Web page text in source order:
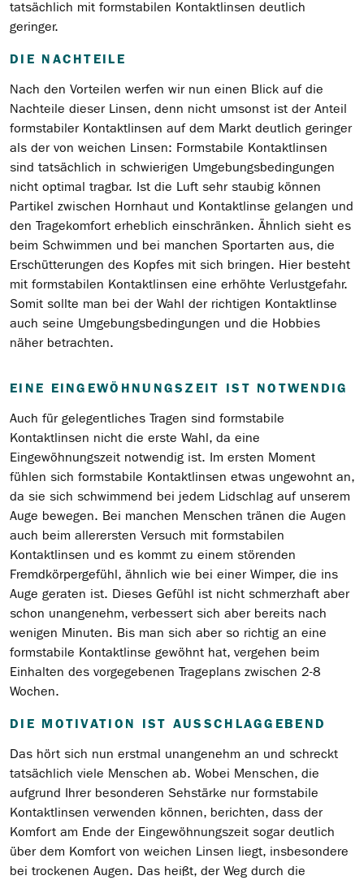
tatsächlich mit formstabilen Kontaktlinsen deutlich
geringer.
DIE NACHTEILE
Nach den Vorteilen werfen wir nun einen Blick auf die
Nachteile dieser Linsen, denn nicht umsonst ist der Anteil
formstabiler Kontaktlinsen auf dem Markt deutlich geringer
als der von weichen Linsen: Formstabile Kontaktlinsen
sind tatsächlich in schwierigen Umgebungsbedingungen
nicht optimal tragbar. Ist die Luft sehr staubig können
Partikel zwischen Hornhaut und Kontaktlinse gelangen und
den Tragekomfort erheblich einschränken. Ähnlich sieht es
beim Schwimmen und bei manchen Sportarten aus, die
Erschütterungen des Kopfes mit sich bringen. Hier besteht
mit formstabilen Kontaktlinsen eine erhöhte Verlustgefahr.
Somit sollte man bei der Wahl der richtigen Kontaktlinse
auch seine Umgebungsbedingungen und die Hobbies
näher betrachten.
EINE EINGEWÖHNUNGSZEIT IST NOTWENDIG
Auch für gelegentliches Tragen sind formstabile
Kontaktlinsen nicht die erste Wahl, da eine
Eingewöhnungszeit notwendig ist. Im ersten Moment
fühlen sich formstabile Kontaktlinsen etwas ungewohnt an,
da sie sich schwimmend bei jedem Lidschlag auf unserem
Auge bewegen. Bei manchen Menschen tränen die Augen
auch beim allerersten Versuch mit formstabilen
Kontaktlinsen und es kommt zu einem störenden
Fremdkörpergefühl, ähnlich wie bei einer Wimper, die ins
Auge geraten ist. Dieses Gefühl ist nicht schmerzhaft aber
schon unangenehm, verbessert sich aber bereits nach
wenigen Minuten. Bis man sich aber so richtig an eine
formstabile Kontaktlinse gewöhnt hat, vergehen beim
Einhalten des vorgegebenen Trageplans zwischen 2-8
Wochen.
DIE MOTIVATION IST AUSSCHLAGGEBEND
Das hört sich nun erstmal unangenehm an und schreckt
tatsächlich viele Menschen ab. Wobei Menschen, die
aufgrund Ihrer besonderen Sehstärke nur formstabile
Kontaktlinsen verwenden können, berichten, dass der
Komfort am Ende der Eingewöhnungszeit sogar deutlich
über dem Komfort von weichen Linsen liegt, insbesondere
bei trockenen Augen. Das heißt, der Weg durch die